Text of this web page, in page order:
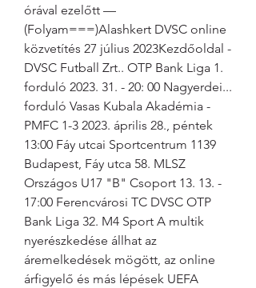
órával ezelőtt —
(Folyam===)Alashkert DVSC online
közvetítés 27 július 2023Kezdőoldal -
DVSC Futball Zrt.. OTP Bank Liga 1.
forduló 2023. 31. - 20: 00 Nagyerdei...
forduló Vasas Kubala Akadémia -
PMFC 1-3 2023. április 28., péntek
13:00 Fáy utcai Sportcentrum 1139
Budapest, Fáy utca 58. MLSZ
Országos U17 "B" Csoport 13. 13. -
17:00 Ferencvárosi TC DVSC OTP
Bank Liga 32. M4 Sport A multik
nyerészkedése állhat az
áremelkedések mögött, az online
árfigyelő és más lépések UEFA